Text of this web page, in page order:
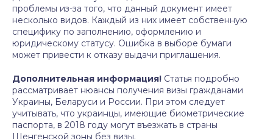
проблемы из-за того, что данный документ имеет
несколько видов. Каждый из них имеет собственную
специфику по заполнению, оформлению и
юридическому статусу. Ошибка в выборе бумаги
может привести к отказу выдачи приглашения.
Дополнительная информация! Статья подробно
рассматривает нюансы получения визы гражданами
Украины, Беларуси и России. При этом следует
учитывать, что украинцы, имеющие биометрические
паспорта, в 2018 году могут въезжать в страны
Шенгенской зоны без визы.